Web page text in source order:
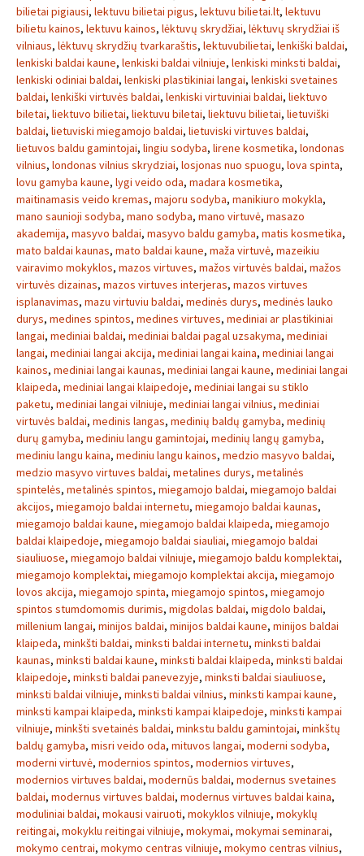
bilietai pigiausi, lektuvu bilietai pigus, lektuvu bilietai.lt, lektuvu
bilietu kainos, lektuvu kainos, lėktuvų skrydžiai, lėktuvų skrydžiai iš
vilniaus, lėktuvų skrydžių tvarkaraštis, lektuvubilietai, lenkiški baldai,
lenkiski baldai kaune, lenkiski baldai vilniuje, lenkiski minksti baldai,
lenkiski odiniai baldai, lenkiski plastikiniai langai, lenkiski svetaines
baldai, lenkiški virtuvės baldai, lenkiski virtuviniai baldai, liektuvo
biletai, liektuvo bilietai, liektuvu biletai, liektuvu bilietai, lietuviški
baldai, lietuviski miegamojo baldai, lietuviski virtuves baldai,
lietuvos baldu gamintojai, lingiu sodyba, lirene kosmetika, londonas
vilnius, londonas vilnius skrydziai, losjonas nuo spuogu, lova spinta,
lovu gamyba kaune, lygi veido oda, madara kosmetika,
maitinamasis veido kremas, majoru sodyba, manikiuro mokykla,
mano saunioji sodyba, mano sodyba, mano virtuvė, masazo
akademija, masyvo baldai, masyvo baldu gamyba, matis kosmetika,
mato baldai kaunas, mato baldai kaune, maža virtuvė, mazeikiu
vairavimo mokyklos, mazos virtuves, mažos virtuvės baldai, mažos
virtuvės dizainas, mazos virtuves interjeras, mazos virtuves
isplanavimas, mazu virtuviu baldai, medinės durys, medinės lauko
durys, medines spintos, medines virtuves, mediniai ar plastikiniai
langai, mediniai baldai, mediniai baldai pagal uzsakyma, mediniai
langai, mediniai langai akcija, mediniai langai kaina, mediniai langai
kainos, mediniai langai kaunas, mediniai langai kaune, mediniai langai
klaipeda, mediniai langai klaipedoje, mediniai langai su stiklo
paketu, mediniai langai vilniuje, mediniai langai vilnius, mediniai
virtuvės baldai, medinis langas, medinių baldų gamyba, medinių
durų gamyba, mediniu langu gamintojai, medinių langų gamyba,
mediniu langu kaina, mediniu langu kainos, medzio masyvo baldai,
medzio masyvo virtuves baldai, metalines durys, metalinės
spintelės, metalinės spintos, miegamojo baldai, miegamojo baldai
akcijos, miegamojo baldai internetu, miegamojo baldai kaunas,
miegamojo baldai kaune, miegamojo baldai klaipeda, miegamojo
baldai klaipedoje, miegamojo baldai siauliai, miegamojo baldai
siauliuose, miegamojo baldai vilniuje, miegamojo baldu komplektai,
miegamojo komplektai, miegamojo komplektai akcija, miegamojo
lovos akcija, miegamojo spinta, miegamojo spintos, miegamojo
spintos stumdomomis durimis, migdolas baldai, migdolo baldai,
millenium langai, minijos baldai, minijos baldai kaune, minijos baldai
klaipeda, minkšti baldai, minksti baldai internetu, minksti baldai
kaunas, minksti baldai kaune, minksti baldai klaipeda, minksti baldai
klaipedoje, minksti baldai panevezyje, minksti baldai siauliuose,
minksti baldai vilniuje, minksti baldai vilnius, minksti kampai kaune,
minksti kampai klaipeda, minksti kampai klaipedoje, minksti kampai
vilniuje, minkšti svetainės baldai, minkstu baldu gamintojai, minkštų
baldų gamyba, misri veido oda, mituvos langai, moderni sodyba,
moderni virtuvė, modernios spintos, modernios virtuves,
modernios virtuves baldai, modernūs baldai, modernus svetaines
baldai, modernus virtuves baldai, modernus virtuves baldai kaina,
moduliniai baldai, mokausi vairuoti, mokyklos vilniuje, mokyklų
reitingai, mokyklu reitingai vilniuje, mokymai, mokymai seminarai,
mokymo centrai, mokymo centras vilniuje, mokymo centras vilnius,